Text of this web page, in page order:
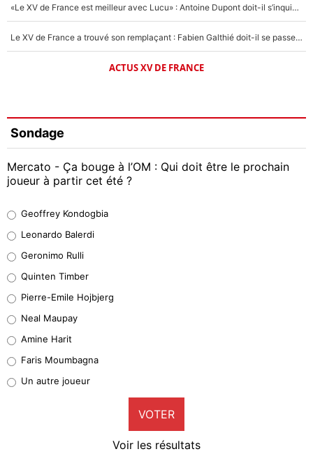
«Le XV de France est meilleur avec Lucu» : Antoine Dupont doit-il s’inquiéter pour sa place ?
Le XV de France a trouvé son remplaçant : Fabien Galthié doit-il se passer d'Antoine Dupont ?
ACTUS XV DE FRANCE
Sondage
Mercato - Ça bouge à l’OM : Qui doit être le prochain
joueur à partir cet été ?
38%
32%
4%
1%
9%
Geoffrey Kondogbia
Leonardo Balerdi
Geronimo Rulli
Quinten Timber
Pierre-Emile Hojbjerg
Neal Maupay
Amine Harit
Faris Moumbagna
Un autre joueur
VOTER
Voir les résultats